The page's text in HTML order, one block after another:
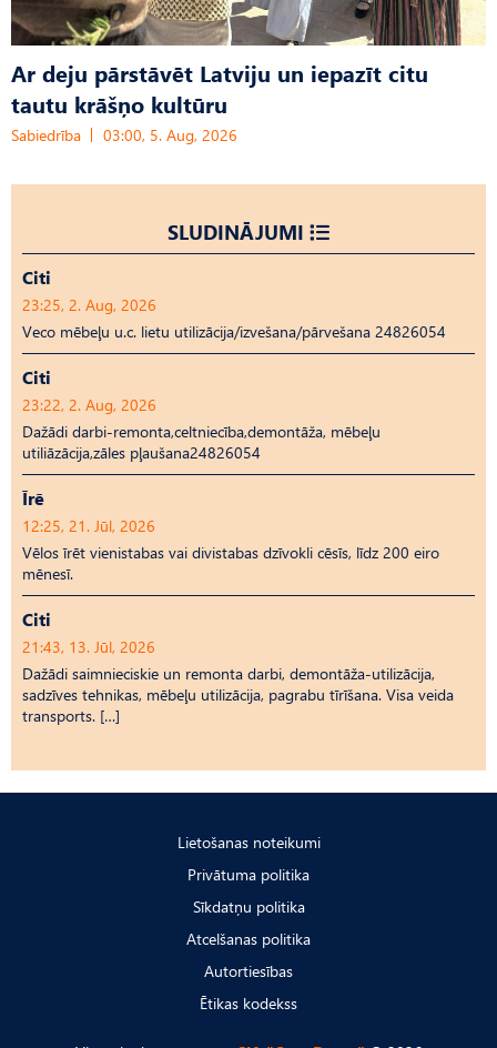
Ar deju pārstāvēt Latviju un iepazīt citu
tautu krāšņo kultūru
Sabiedrība 03:00, 5. Aug, 2026
SLUDINĀJUMI
Citi
23:25, 2. Aug, 2026
Veco mēbeļu u.c. lietu utilizācija/izvešana/pārvešana 24826054
Citi
23:22, 2. Aug, 2026
Dažādi darbi-remonta,celtniecība,demontāža, mēbeļu
utiliāzācija,zāles pļaušana24826054
Īrē
12:25, 21. Jūl, 2026
Vēlos īrēt vienistabas vai divistabas dzīvokli cēsīs, līdz 200 eiro
mēnesī.
Citi
21:43, 13. Jūl, 2026
Dažādi saimnieciskie un remonta darbi, demontāža-utilizācija,
sadzīves tehnikas, mēbeļu utilizācija, pagrabu tīrīšana. Visa veida
transports. […]
Lietošanas noteikumi
Privātuma politika
Sīkdatņu politika
Atcelšanas politika
Autortiesības
Ētikas kodekss